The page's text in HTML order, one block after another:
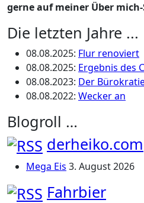
gerne auf meiner Über
Die letzten Jahre ...
08.08.2025: Flur renoviert
08.08.2025: Ergebnis des
08.08.2023: Der
08.08.2022: Wecker an
Blogroll …
derheiko.com
Mega Eis 3. August 2026
Fahrbier